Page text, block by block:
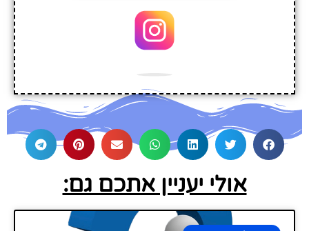
אולי יעניין אתכם גם: